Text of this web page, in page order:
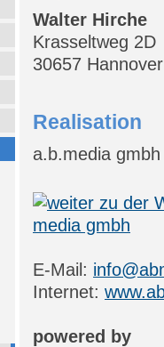
Walter Hirche
Krasseltweg 2D
30657 Hannover
Realisation
a.b.media gmbh
E-Mail:
Internet:
powered by